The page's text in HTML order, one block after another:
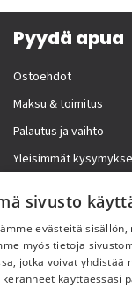
Pyydä apua
Ostoehdot
Maksu & toimitus
Palautus ja vaihto
Yleisimmät
Lisää meistä
Yritystiedot
sivusto
evästeitä
myös tietoja
jotka voivat
keränneet käyttäessäsi